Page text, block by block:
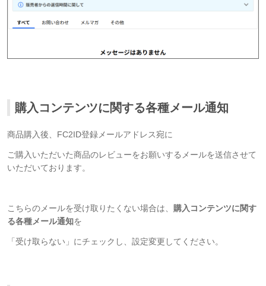
購入コンテンツに関する各種メール通知
商品購入後、FC2ID登録メールアドレス宛に
ご購入いただいた商品のレビューをお願いするメールを送信させて
いただいております。
こちらのメールを受け取りたくない場合は、
購入コンテンツに関す
る各種メール通知を
「受け取らない」にチェックし、設定変更してください。